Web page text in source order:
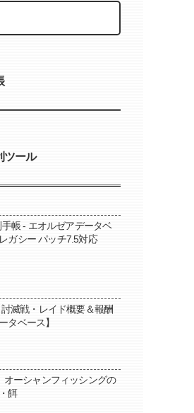
ツール
手帳 - エオルゼアデータベ
ガシー パッチ7.5対応
討滅戦・レイド概要＆報酬
タベース】
オーシャンフィッシングの
餌